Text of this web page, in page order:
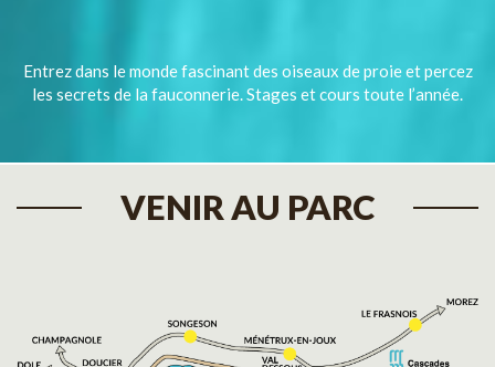
Entrez dans le monde fascinant des oiseaux de proie et percez
les secrets de la fauconnerie. Stages et cours toute l’année.
VENIR AU PARC